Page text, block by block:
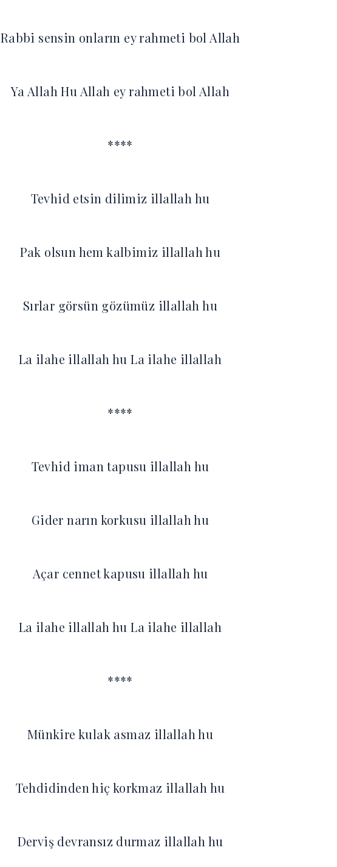
Rabbi sensin onların ey rahmeti bol Allah
Ya Allah Hu Allah ey rahmeti bol Allah
****
Tevhid etsin dilimiz illallah hu
Pak olsun hem kalbimiz illallah hu
Sırlar görsün gözümüz illallah hu
La ilahe illallah hu La ilahe illallah
****
Tevhid iman tapusu illallah hu
Gider narın korkusu illallah hu
Açar cennet kapusu illallah hu
La ilahe illallah hu La ilahe illallah
****
Münkire kulak asmaz illallah hu
Tehdidinden hiç korkmaz illallah hu
Derviş devransız durmaz illallah hu